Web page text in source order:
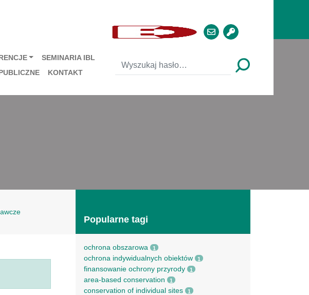
SEMINARIA IBL
KONTAKT
Popularne tagi
ochrona obszarowa 1
ochrona indywidualnych obiektów 1
finansowanie ochrony przyrody 1
area-based conservation 1
conservation of individual sites 1